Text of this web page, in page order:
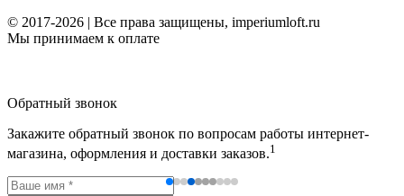
© 2017-2026 | Все права защищены, imperiumloft.ru
Мы принимаем к оплате
Обратный звонок
Закажите обратный звонок по вопросам работы интернет-
магазина, оформления и доставки заказов.1